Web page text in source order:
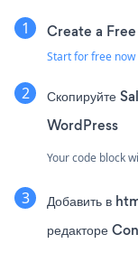
Create a
Start for free now
Скопируйте
WordPress
Your code block
Добавить в
редакторе